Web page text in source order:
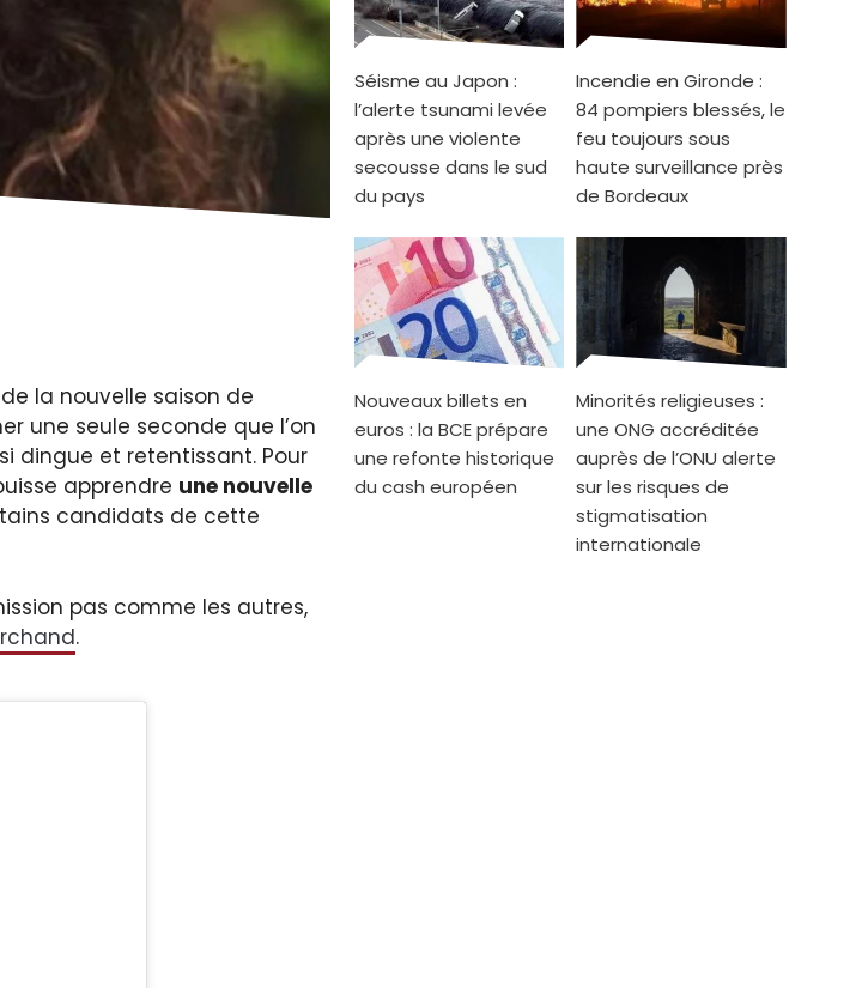
la nouvelle saison de
une seule seconde que l’on
dingue et retentissant. Pour
apprendre une nouvelle
candidats de cette
pas comme les autres,
.
Séisme au Japon :
l’alerte tsunami levée
après une violente
secousse dans le sud
du pays
Incendie en Gironde :
84 pompiers blessés, le
feu toujours sous
haute surveillance près
de Bordeaux
Nouveaux billets en
euros : la BCE prépare
une refonte historique
du cash européen
Minorités religieuses :
une ONG accréditée
auprès de l’ONU alerte
sur les risques de
stigmatisation
internationale